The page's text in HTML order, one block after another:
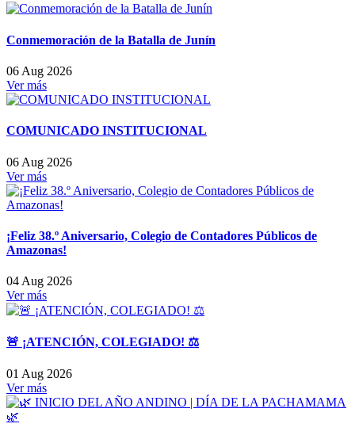
Conmemoración de la Batalla de Junín
06 Aug 2026
Ver más
COMUNICADO INSTITUCIONAL
06 Aug 2026
Ver más
¡Feliz 38.º Aniversario, Colegio de Contadores Públicos de
Amazonas!
04 Aug 2026
Ver más
🚨 ¡ATENCIÓN, COLEGIADO! ⚖️
01 Aug 2026
Ver más